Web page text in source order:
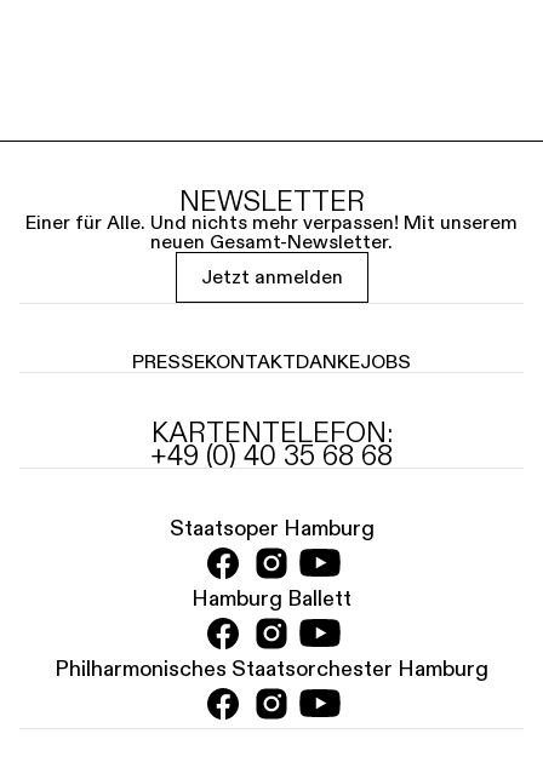
NEWSLETTER
Einer für Alle. Und nichts mehr verpassen! Mit unserem
neuen Gesamt-Newsletter.
Jetzt anmelden
PRESSEKONTAKTDANKEJOBS
KARTENTELEFON:
+49 (0) 40 35 68 68
Staatsoper Hamburg
Hamburg Ballett
Philharmonisches Staatsorchester Hamburg